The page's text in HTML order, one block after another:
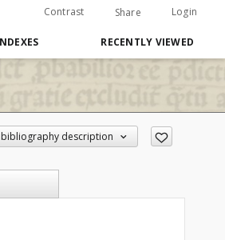
Contrast Share Login
RECENTLY VIEWED
description